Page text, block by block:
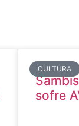
CULTURA
sofre